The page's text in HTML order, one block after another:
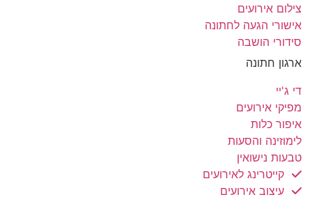
צילום אירועים
אישורי הגעה לחתונה
סידורי הושבה
ארגון חתונה
די ג'יי
מפיקי אירועים
איפור כלות
לימוזינה והסעות
טבעות נישואין
קייטרינג לאירועים
עיצוב אירועים